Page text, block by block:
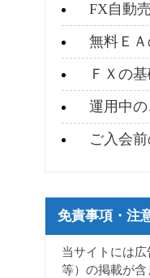
FX自動
無料Ｅ
ＦＸの
運用中の
ご入会
免責事項・注
当サイトには
等）の掲載が含